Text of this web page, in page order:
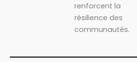
renforcent la
résilience des
communautés.